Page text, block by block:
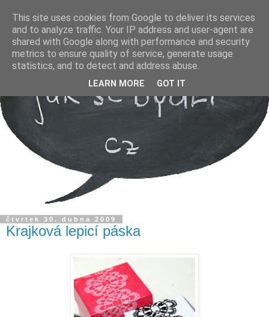
čtvrtek 30. dubna 2009
Krajková lepicí páska
This site uses cookies from Google to deliver its services
and to analyze traffic. Your IP address and user-agent are
shared with Google along with performance and security
metrics to ensure quality of service, generate usage
statistics, and to detect and address abuse.
LEARN MORE GOT IT